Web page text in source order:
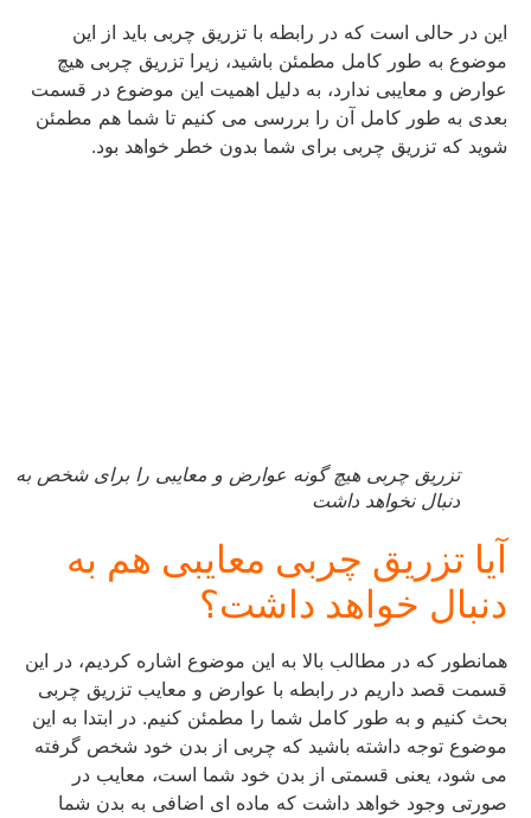
این در حالی است که در رابطه با تزریق چربی باید از این
موضوع به طور کامل مطمئن باشید، زیرا تزریق چربی هیچ
عوارض و معایبی ندارد، به دلیل اهمیت این موضوع در قسمت
بعدی به طور کامل آن را بررسی می کنیم تا شما هم مطمئن
شوید که تزریق چربی برای شما بدون خطر خواهد بود.
تزریق چربی هیچ گونه عوارض و معایبی را برای شخص به
دنبال نخواهد داشت
آیا تزریق چربی معایبی هم به
دنبال خواهد داشت؟
همانطور که در مطالب بالا به این موضوع اشاره کردیم، در این
قسمت قصد داریم در رابطه با عوارض و معایب تزریق چربی
بحث کنیم و به طور کامل شما را مطمئن کنیم. در ابتدا به این
موضوع توجه داشته باشید که چربی از بدن خود شخص گرفته
می شود، یعنی قسمتی از بدن خود شما است، معایب در
صورتی وجود خواهد داشت که ماده ای اضافی به بدن شما